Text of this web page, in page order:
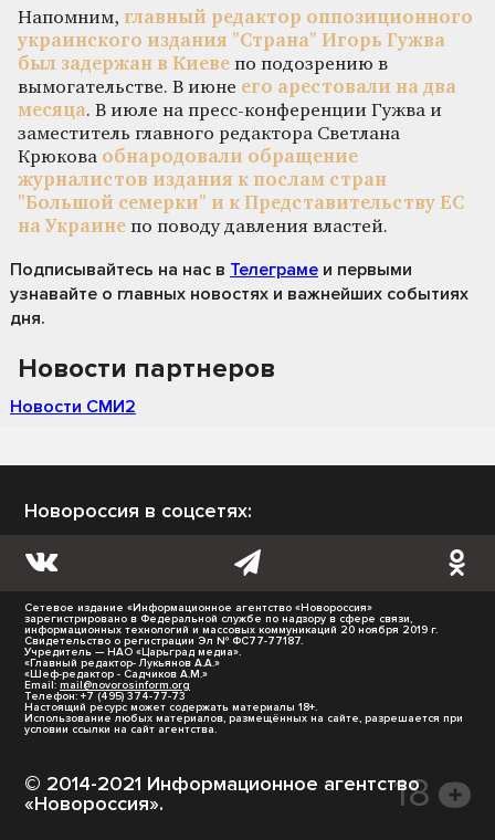
Напомним, главный редактор оппозиционного
украинского издания "Страна" Игорь Гужва
был задержан в Киеве по подозрению в
вымогательстве. В июне его арестовали на два
месяца. В июле на пресс-конференции Гужва и
заместитель главного редактора Светлана
Крюкова обнародовали обращение
журналистов издания к послам стран
"Большой семерки" и к Представительству ЕС
на Украине по поводу давления властей.
Подписывайтесь на нас в Телеграме и первыми
узнавайте о главных новостях и важнейших событиях
дня.
Новости партнеров
Новости СМИ2
Новороссия в соцсетях:
Сетевое издание «Информационное агентство «Новороссия»
зарегистрировано в Федеральной службе по надзору в сфере связи,
информационных технологий и массовых коммуникаций 20 ноября 2019 г.
Свидетельство о регистрации Эл № ФС77-77187.
Учредитель — НАО «Царьград медиа».
«Главный редактор- Лукьянов А.А.»
«Шеф-редактор - Садчиков А.М.»
Email: mail@novorosinform.org
Телефон: +7 (495) 374-77-73
Настоящий ресурс может содержать материалы 18+.
Использование любых материалов, размещённых на сайте, разрешается при
условии ссылки на сайт агентства.
© 2014-2021 Информационное агентство
«Новороссия».